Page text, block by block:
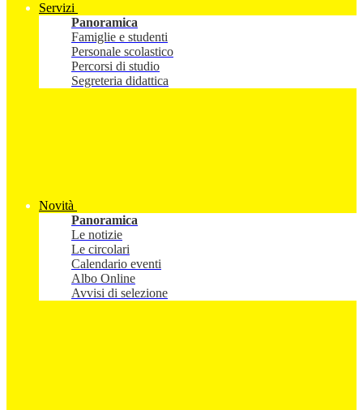
Servizi
Panoramica
Famiglie e studenti
Personale scolastico
Percorsi di studio
Segreteria didattica
Novità
Panoramica
Le notizie
Le circolari
Calendario eventi
Albo Online
Avvisi di selezione